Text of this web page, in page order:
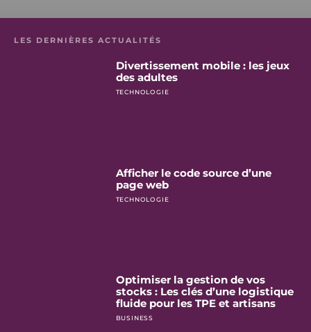
LES DERNIÈRES ACTUALITÉS
Divertissement mobile : les jeux
des adultes
TECHNOLOGIE
Afficher le code source d’une
page web
TECHNOLOGIE
Optimiser la gestion de vos
stocks : Les clés d’une logistique
fluide pour les TPE et artisans
BUSINESS